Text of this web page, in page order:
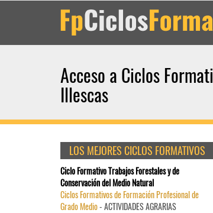
Acceso a Ciclos
Illescas
LOS MEJORES CICLOS FORMATIVOS
Ciclo Formativo Trabajos Forestales y de
Conservación del Medio Natural
Ciclos Formativos de Formación Profesional de
Grado Medio- ACTIVIDADES AGRARIAS